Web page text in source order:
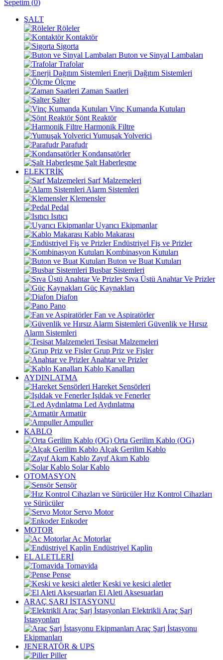
Sepetim (0)
ŞALT
Röleler
Kontaktör
Sigorta
Buton ve Sinyal Lambaları
Trafolar
Enerji Dağıtım Sistemleri
Ölçme
Zaman Saatleri
Şalter
Vinç Kumanda Kutuları
Şönt Reaktör
Harmonik Filtre
Yumuşak Yolverici
Parafudr
Kondansatörler
Şalt Haberleşme
ELEKTRİK
Sarf Malzemeleri
Alarm Sistemleri
Klemensler
Pedal
Isıtıcı
Uyarıcı Ekipmanlar
Kablo Makarası
Endüstriyel Fiş ve Prizler
Kombinasyon Kutuları
Buton ve Buat Kutuları
Busbar Sistemleri
Sıva Üstü Anahtar Ve Prizler
Güç Kaynakları
Diafon
Pano
Fan ve Aspiratörler
Güvenlik ve Hırsız
Alarm Sistemleri
Tesisat Malzemeleri
Grup Priz ve Fişler
Anahtar ve Prizler
Kablo Kanalları
AYDINLATMA
Hareket Sensörleri
Işıldak ve Fenerler
Led Aydınlatma
Armatür
Ampuller
KABLO
Orta Gerilim Kablo (OG)
Alçak Gerilim Kablo
Zayıf Akım Kablo
Solar Kablo
OTOMASYON
Sensör
Hız Kontrol Cihazları
ve Sürücüler
Servo Motor
Enkoder
MOTOR
Ac Motorlar
Endüstriyel Kaplin
EL ALETLERİ
Tornavida
Pense
Keski ve kesici aletler
El Aleti Aksesuarları
ARAÇ ŞARJ İSTASYONU
Elektrikli Araç Şarj
İstasyonları
Araç Şarj İstasyonu
Ekipmanları
JENERATÖR & UPS
Piller